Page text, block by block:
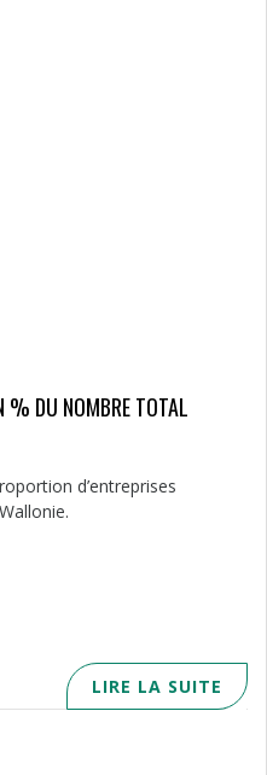
% DU NOMBRE TOTAL
d’entreprises
LIRE LA SUITE